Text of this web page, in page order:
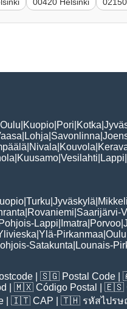
Oulu Kuopio Pori Kotka
Lohja Savonlinna
Nivala Kouvola
Kuusamo Vesilahti Lappi
Turku Jyväskylä
Rovaniemi Saarijärvi-
Pohjois-Lappi Imatra Porvoo
Ylä-Pirkanmaa
Satakunta Lounais-
| 🇸🇬 Postal Code |
| 🇲🇽 Código Postal | 🇪🇸
| 🇮🇹 CAP | 🇹🇭 รหัสไปร